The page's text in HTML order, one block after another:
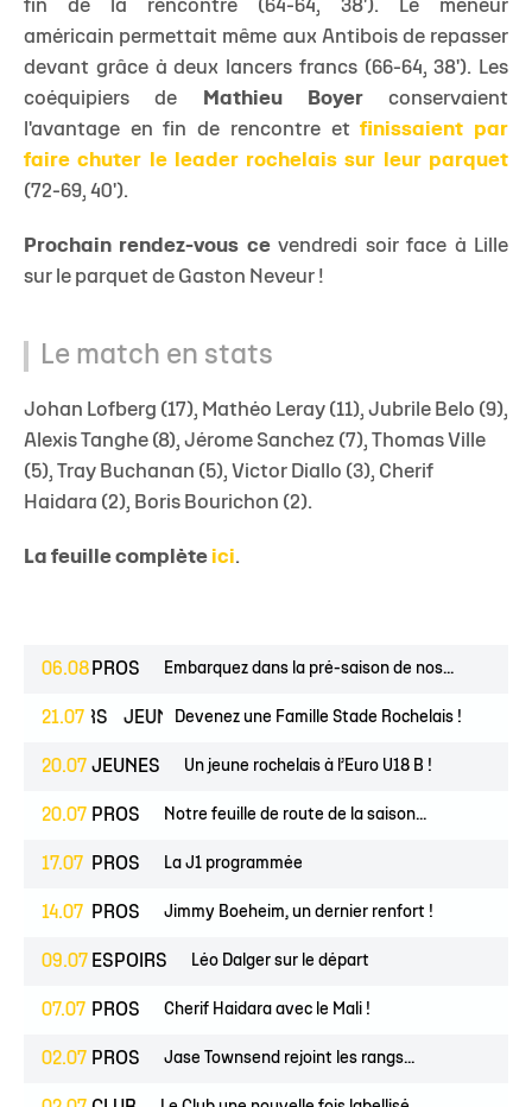
fin de la rencontre (64-64, 38'). Le meneur
américain permettait même aux Antibois de repasser
devant grâce à deux lancers francs (66-64, 38'). Les
coéquipiers de
Mathieu Boyerconservaient
l'avantage en fin de rencontre etfinissaient par
faire chuter le leader rochelais sur leur parquet
(72-69, 40').
Prochain rendez-vous cevendredi soir face à Lille
sur le parquet de Gaston Neveur !
Le match en stats
Johan Lofberg (17), Mathéo Leray (11), Jubrile Belo (9),
Alexis Tanghe (8), Jérome Sanchez (7), Thomas Ville
(5), Tray Buchanan (5), Victor Diallo (3), Cherif
Haidara (2), Boris Bourichon (2).
La feuille complète ici.
06.08 PROS Embarquez dans la pré-saison de nos...
21.07
ESPOIRS JEUNES Devenez une Famille Stade Rochelais !
20.07 JEUNES Un jeune rochelais à l’Euro U18 B !
20.07 PROS Notre feuille de route de la saison...
17.07 PROS La J1 programmée
14.07 PROS Jimmy Boeheim, un dernier renfort !
09.07 ESPOIRS Léo Dalger sur le départ
07.07 PROS Cherif Haidara avec le Mali !
02.07 PROS Jase Townsend rejoint les rangs...